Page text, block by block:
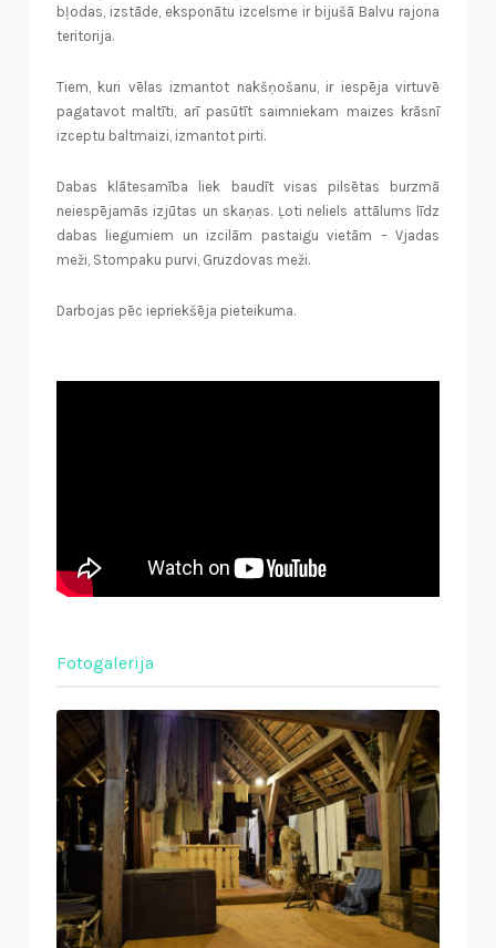
bļodas, izstāde, eksponātu izcelsme ir bijušā Balvu rajona
teritorija.
Tiem, kuri vēlas izmantot nakšņošanu, ir iespēja virtuvē
pagatavot maltīti, arī pasūtīt saimniekam maizes krāsnī
izceptu baltmaizi, izmantot pirti.
Dabas klātesamība liek baudīt visas pilsētas burzmā
neiespējamās izjūtas un skaņas. Ļoti neliels attālums līdz
dabas liegumiem un izcilām pastaigu vietām – Vjadas
meži, Stompaku purvi, Gruzdovas meži.
Darbojas pēc iepriekšēja pieteikuma.
Fotogalerija